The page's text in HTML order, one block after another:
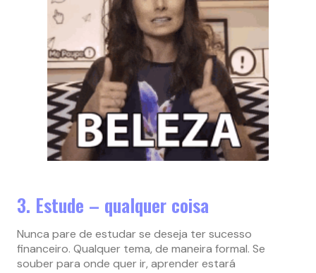
3. Estude – qualquer coisa
Nunca pare de estudar se deseja ter sucesso
financeiro. Qualquer tema, de maneira formal. Se
souber para onde quer ir, aprender estará